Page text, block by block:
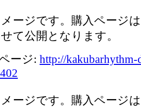
ージです。購入ページ
て公開となります。
ージ: http://kakubarhythm-
ージです。購入ページ